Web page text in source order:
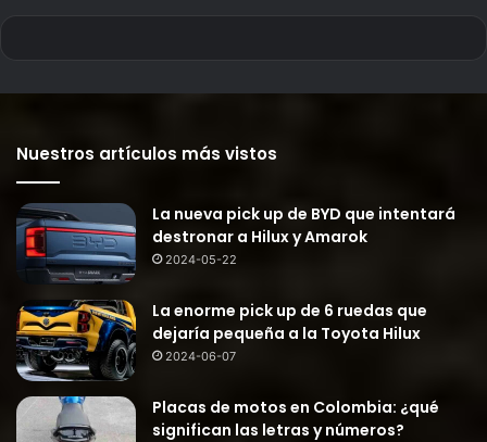
Nuestros artículos más vistos
La nueva pick up de BYD que intentará
destronar a Hilux y Amarok
2024-05-22
La enorme pick up de 6 ruedas que
dejaría pequeña a la Toyota Hilux
2024-06-07
Placas de motos en Colombia: ¿qué
significan las letras y números?